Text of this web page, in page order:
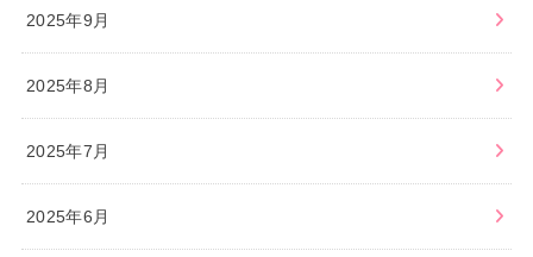
2025年9月
2025年8月
2025年7月
2025年6月